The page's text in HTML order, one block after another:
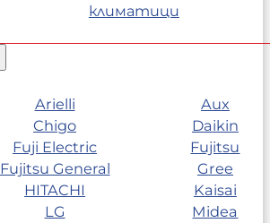
климатици
Arielli
Aux
Chigo
Daikin
Fuji Electric
Fujitsu
Fujitsu General
Gree
HITACHI
Kaisai
LG
Midea